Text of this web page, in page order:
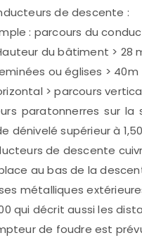
de descente :
: parcours du
du bâtiment > 28
ou églises > 40m
> parcours
paratonnerres sur
dénivelé supérieur à
de descente
au bas de la
métalliques
qui décrit aussi les
de foudre est